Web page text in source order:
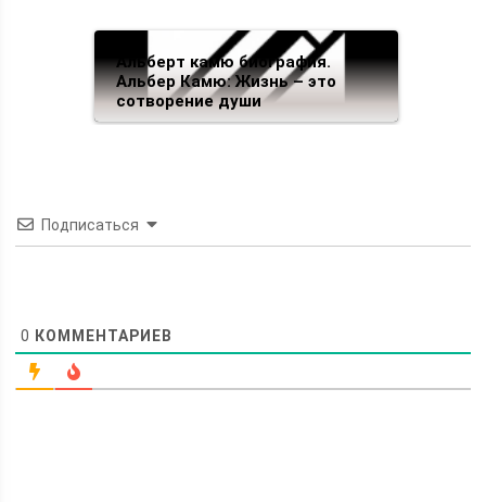
Альберт камю биография.
Альбер Камю: Жизнь – это
сотворение души
Подписаться
0 КОММЕНТАРИЕВ